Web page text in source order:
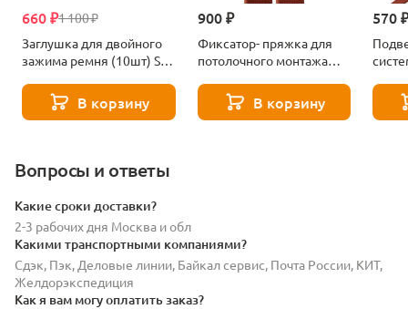
1 100 ₽
660 ₽
Заглушка для двойного
зажима ремня (10шт) ST
В корзину
900 ₽
Фиксатор- пряжка для
потолочного монтажа
ST411.409.03В корзину
570
Вопросы и ответы
Какие сроки доставки?
2-3 рабочих дня Москва и обл
Какими транспортными компаниями?
Сдэк, Пэк, Деловые линии, Байкал сервис, Почта России, КИТ,
Желдорэкспедиция
Как я вам могу оплатить заказ?